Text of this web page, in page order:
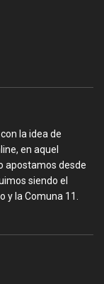
la idea de
en aquel
apostamos desde
siendo el
y la Comuna 11.